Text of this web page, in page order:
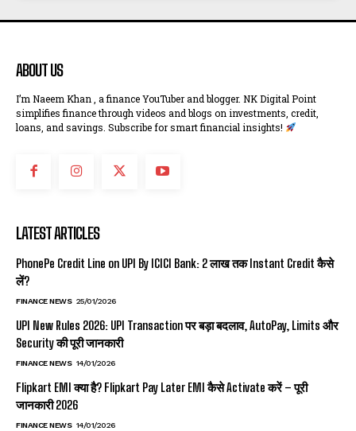
ABOUT US
I’m Naeem Khan , a finance YouTuber and blogger. NK Digital Point
simplifies finance through videos and blogs on investments, credit,
loans, and savings. Subscribe for smart financial insights!
LATEST ARTICLES
PhonePe Credit Line on UPI By ICICI Bank: ₹2 लाख तक Instant Credit कैसे
लें?
FINANCE NEWS 25/01/2026
UPI New Rules 2026: UPI Transaction पर बड़ा बदलाव, AutoPay, Limits और
Security की पूरी जानकारी
FINANCE NEWS 14/01/2026
Flipkart EMI क्या है? Flipkart Pay Later EMI कैसे Activate करें – पूरी
जानकारी 2026
FINANCE NEWS 14/01/2026